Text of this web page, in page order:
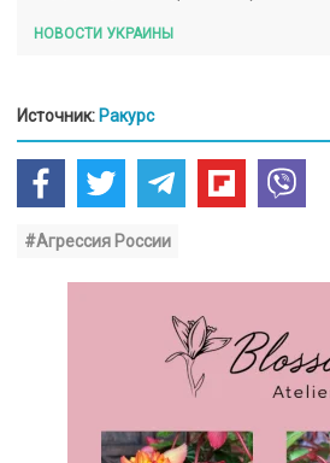
НОВОСТИ УКРАИНЫ
Источник: Ракурс
#Агрессия России